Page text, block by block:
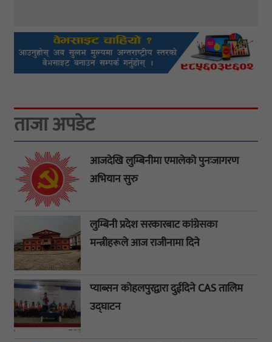
ताजा अपडेट
आजदेखि लुम्बिनीमा एमालेको पुनःजागरण
अभियान सुरु
लुम्बिनी प्रदेश सरकारबाट कांग्रेसका
मन्त्रीहरूले आज राजीनामा दिने
प्याब्सन कोहलपुरद्वारा दुईदिने CAS तालिम
उद्घाटन